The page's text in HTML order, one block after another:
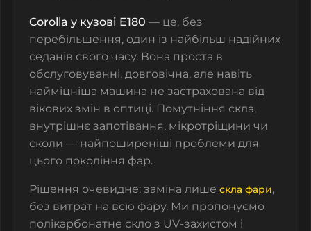
Corolla у кузові E180 — це, без
перебільшення, один із найбільш надійних
седанів свого часу. Вона проста в
обслуговуванні, довговічна, але навіть
найміцніша машина не застрахована від
вікових змін в оптиці. Помутніння скла,
внутрішнє запотівання, мікротріщини чи
сколи — найпоширеніші проблеми для
цього покоління фар.
Рішення очевидне: заміна лише скла фари,
без витрат на всю фару. Ми пропонуємо
полікарбонатне скло з UV-захистом і